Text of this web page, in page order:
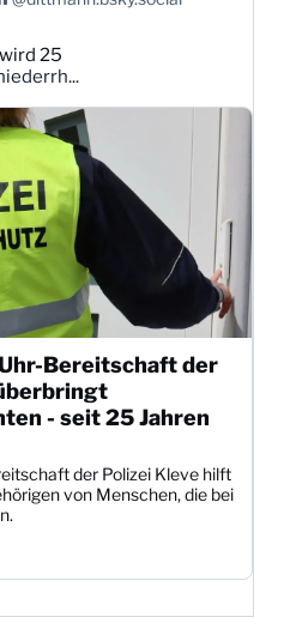
25
Bereitschaft der
- seit 25 Jahren
der Polizei Kleve hilft
von Menschen, die bei